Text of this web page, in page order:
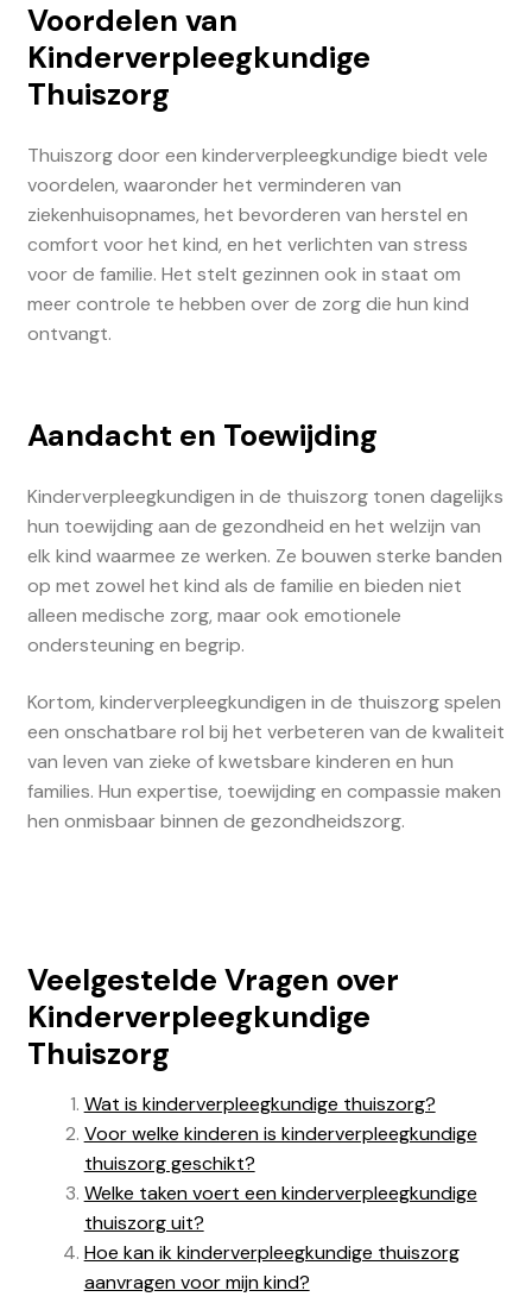
Voordelen van
Kinderverpleegkundige
Thuiszorg
Thuiszorg door een kinderverpleegkundige biedt vele
voordelen, waaronder het verminderen van
ziekenhuisopnames, het bevorderen van herstel en
comfort voor het kind, en het verlichten van stress
voor de familie. Het stelt gezinnen ook in staat om
meer controle te hebben over de zorg die hun kind
ontvangt.
Aandacht en Toewijding
Kinderverpleegkundigen in de thuiszorg tonen dagelijks
hun toewijding aan de gezondheid en het welzijn van
elk kind waarmee ze werken. Ze bouwen sterke banden
op met zowel het kind als de familie en bieden niet
alleen medische zorg, maar ook emotionele
ondersteuning en begrip.
Kortom, kinderverpleegkundigen in de thuiszorg spelen
een onschatbare rol bij het verbeteren van de kwaliteit
van leven van zieke of kwetsbare kinderen en hun
families. Hun expertise, toewijding en compassie maken
hen onmisbaar binnen de gezondheidszorg.
Veelgestelde Vragen over
Kinderverpleegkundige
Thuiszorg
Wat is kinderverpleegkundige thuiszorg?
Voor welke kinderen is kinderverpleegkundige
thuiszorg geschikt?
Welke taken voert een kinderverpleegkundige
thuiszorg uit?
Hoe kan ik kinderverpleegkundige thuiszorg
aanvragen voor mijn kind?